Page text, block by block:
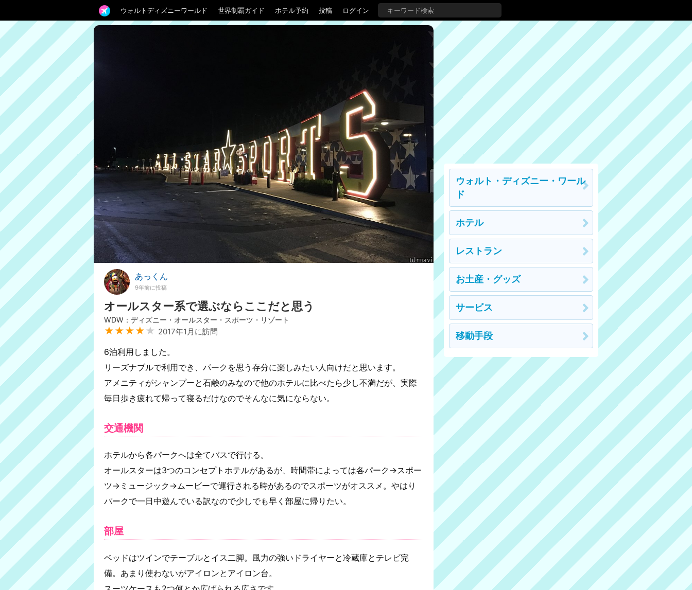
ウォルトディズニーワールド 世界制覇ガイド ホテル予約 投稿 ログイン
あっくん
9年前に投稿
オールスター系で選ぶならここだと思う
WDW：ディズニー・オールスター・スポーツ・リゾート
★★★★ ★ 2017年1月に訪問
6泊利用しました。
リーズナブルで利用でき、パークを思う存分に楽しみたい人向けだと思います。
アメニティがシャンプーと石鹸のみなので他のホテルに比べたら少し不満だが、実際
毎日歩き疲れて帰って寝るだけなのでそんなに気にならない。
交通機関
ホテルから各パークへは全てバスで行ける。
オールスターは3つのコンセプトホテルがあるが、時間帯によっては各パーク→スポー
ツ→ミュージック→ムービーで運行される時があるのでスポーツがオススメ。やはり
パークで一日中遊んでいる訳なので少しでも早く部屋に帰りたい。
部屋
ベッドはツインでテーブルとイス二脚。風力の強いドライヤーと冷蔵庫とテレビ完
備。あまり使わないがアイロンとアイロン台。
ウォルト・ディズニー・ワール
ド
ホテル
レストラン
お土産・グッズ
サービス
移動手段